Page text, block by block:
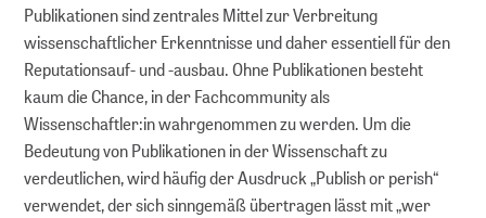
Referenzieren und finden
Publizieren
Archivieren
Suchen und nutzen
Publikationen sind zentrales Mittel zur Verbreitung
wissenschaftlicher Erkenntnisse und daher essentiell für den
Reputationsauf- und -ausbau. Ohne Publikationen besteht
kaum die Chance, in der Fachcommunity als
Wissenschaftler:in wahrgenommen zu werden. Um die
Bedeutung von Publikationen in der Wissenschaft zu
verdeutlichen, wird häufig der Ausdruck „Publish or perish“
verwendet, der sich sinngemäß übertragen lässt mit „wer